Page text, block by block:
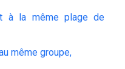
à la même plage de
même groupe,